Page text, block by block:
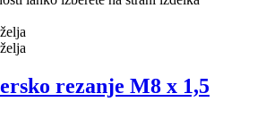
rezanje M8 x 1,5